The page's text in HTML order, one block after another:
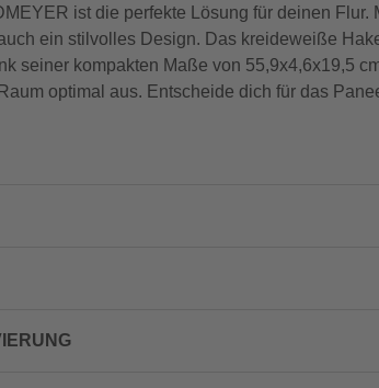
ist die perfekte Lösung für deinen
ein stilvolles Design. Das kreideweiße
seiner kompakten Maße von 55,9x4,6x19,5
optimal aus. Entscheide dich für das